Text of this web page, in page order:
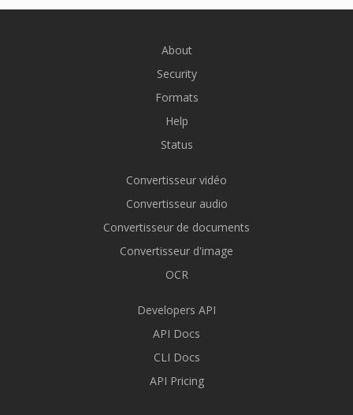
About
Security
Formats
Help
Status
Convertisseur vidéo
Convertisseur audio
Convertisseur de documents
Convertisseur d'image
OCR
Developers API
API Docs
CLI Docs
API Pricing